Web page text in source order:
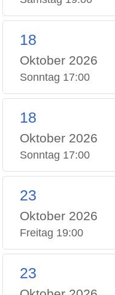
18
Oktober 2026
Sonntag 17:00
18
Oktober 2026
Sonntag 17:00
23
Oktober 2026
Freitag 19:00
23